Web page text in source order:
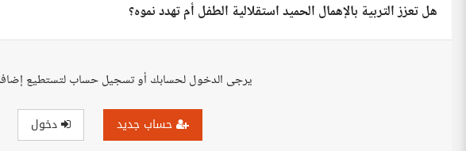
هل تعزز التربية بالإهمال الحميد استقلالية الطفل أم تهدد نموه؟
يرجى الدخول لحسابك أو تسجيل حساب لتستطيع
حساب جديد دخول